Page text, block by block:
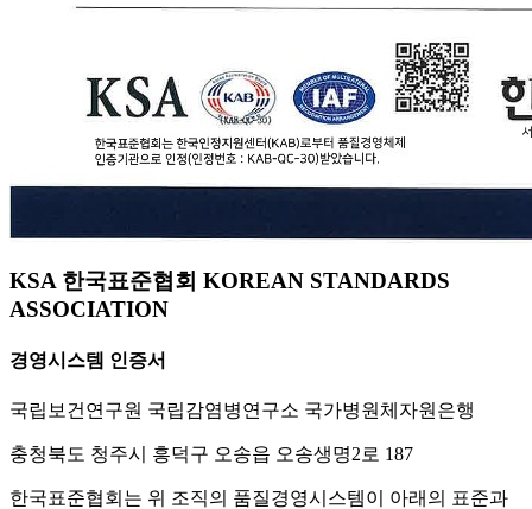
KSA 한국표준협회 KOREAN STANDARDS
ASSOCIATION
경영시스템 인증서
국립보건연구원 국립감염병연구소 국가병원체자원은행
충청북도 청주시 흥덕구 오송읍 오송생명2로 187
한국표준협회는 위 조직의 품질경영시스템이 아래의 표준과